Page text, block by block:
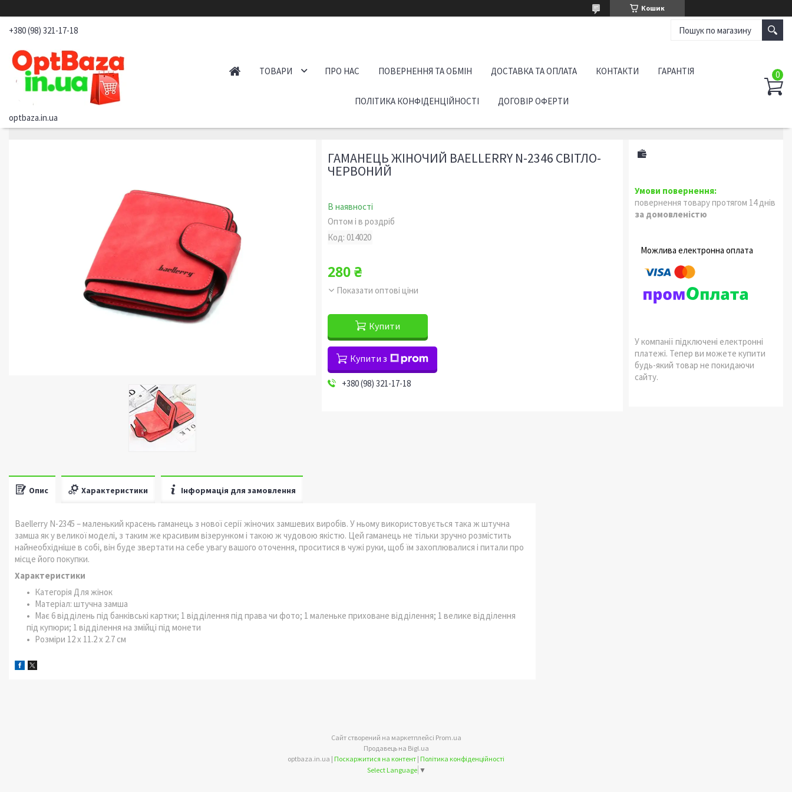
Кошик
+380 (98) 321-17-18
optbaza.in.ua
ТОВАРИ ПРО НАС ПОВЕРНЕННЯ ТА ОБМІН ДОСТАВКА ТА ОПЛАТА КОНТАКТИ ГАРАНТІЯ
ПОЛІТИКА КОНФІДЕНЦІЙНОСТІ ДОГОВІР ОФЕРТИ
ГАМАНЕЦЬ ЖІНОЧИЙ BAELLERRY N-2346 СВІТЛО-
ЧЕРВОНИЙ
В наявності
Оптом і в роздріб
Код: 014020
280 ₴
Показати оптові ціни
Купити
Купити з
+380 (98) 321-17-18
повернення товару протягом 14 днів
за домовленістю
У компанії підключені електронні
платежі. Тепер ви можете купити
будь-який товар не покидаючи
сайту.
Опис Характеристики Інформація для замовлення
Baellerry N-2345 – маленький красень гаманець з нової серії жіночих замшевих виробів. У ньому використовується така ж штучна
замша як у великої моделі, з таким же красивим візерунком і такою ж чудовою якістю. Цей гаманець не тільки зручно розмістить
найнеобхідніше в собі, він буде звертати на себе увагу вашого оточення, проситися в чужі руки, щоб їм захоплювалися і питали про
місце його покупки.
Характеристики
Категорія Для жінок
Матеріал: штучна замша
Має 6 відділень під банківські картки; 1 відділення під права чи фото; 1 маленьке приховане відділення; 1 велике відділення
під купюри; 1 відділення на змійці під монети
Розміри 12 х 11.2 х 2.7 см
Сайт створений на маркетплейсі Prom.ua
Продавець на Bigl.ua
optbaza.in.ua | Поскаржитися на контент | Політика конфіденційності
Select Language ▼